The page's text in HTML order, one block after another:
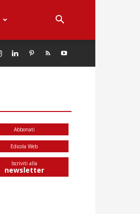
Abbonati
Edicola Web
Iscriviti alla
newsletter